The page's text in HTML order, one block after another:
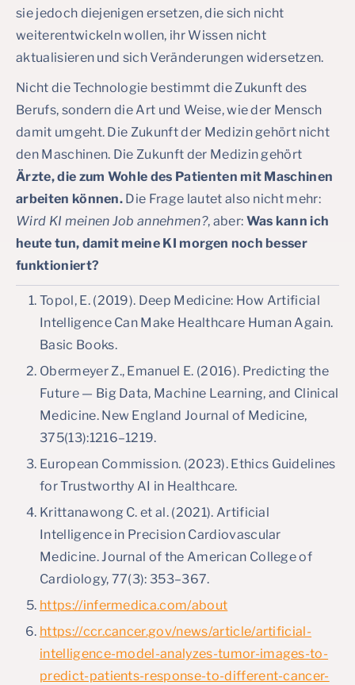
sie jedoch diejenigen ersetzen, die sich nicht
weiterentwickeln wollen, ihr Wissen nicht
aktualisieren und sich Veränderungen widersetzen.
Nicht die Technologie bestimmt die Zukunft des
Berufs, sondern die Art und Weise, wie der Mensch
damit umgeht. Die Zukunft der Medizin gehört nicht
den Maschinen. Die Zukunft der Medizin gehört
Ärzte, die zum Wohle des Patienten mit Maschinen
arbeiten können. Die Frage lautet also nicht mehr:
Wird KI meinen Job annehmen?, aber: Was kann ich
heute tun, damit meine KI morgen noch besser
funktioniert?
Topol, E. (2019). Deep Medicine: How Artificial
Intelligence Can Make Healthcare Human Again.
Basic Books.
Obermeyer Z., Emanuel E. (2016). Predicting the
Future — Big Data, Machine Learning, and Clinical
Medicine. New England Journal of Medicine,
375(13):1216–1219.
European Commission. (2023). Ethics Guidelines
for Trustworthy AI in Healthcare.
Krittanawong C. et al. (2021). Artificial
Intelligence in Precision Cardiovascular
Medicine. Journal of the American College of
Cardiology, 77(3): 353–367.
https://infermedica.com/about
https://ccr.cancer.gov/news/article/artificial-
intelligence-model-analyzes-tumor-images-to-
predict-patients-response-to-different-cancer-